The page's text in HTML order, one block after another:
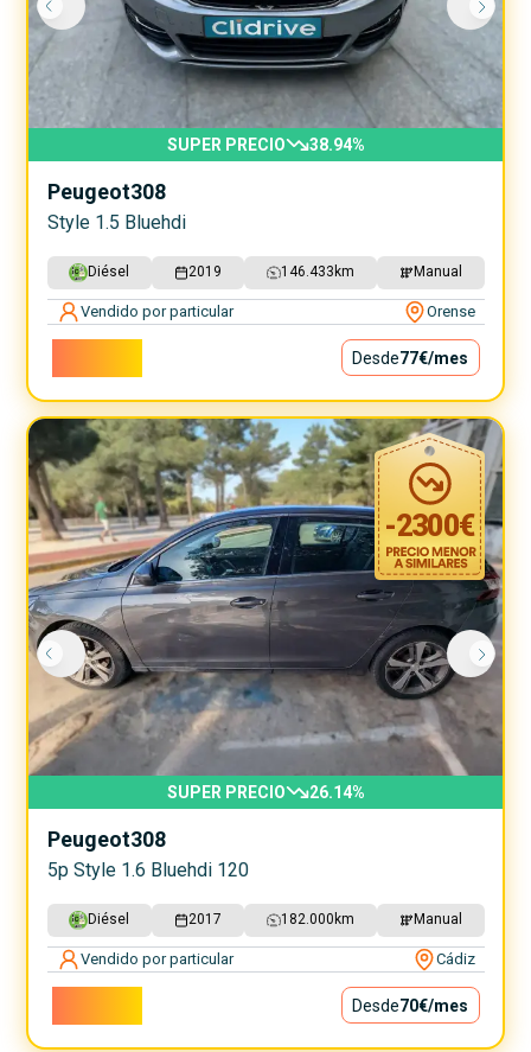
SUPER PRECIO 38.94%
Peugeot308
Style 1.5 Bluehdi
Diésel 2019 146.433 km Manual
Vendido por particular Orense
Desde77€/mes
-2300€
SUPER PRECIO 26.14%
Peugeot308
5p Style 1.6 Bluehdi 120
Diésel 2017 182.000 km Manual
Vendido por particular Cádiz
Desde70€/mes